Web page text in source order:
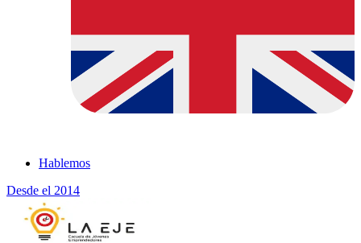
Hablemos
Desde el 2014